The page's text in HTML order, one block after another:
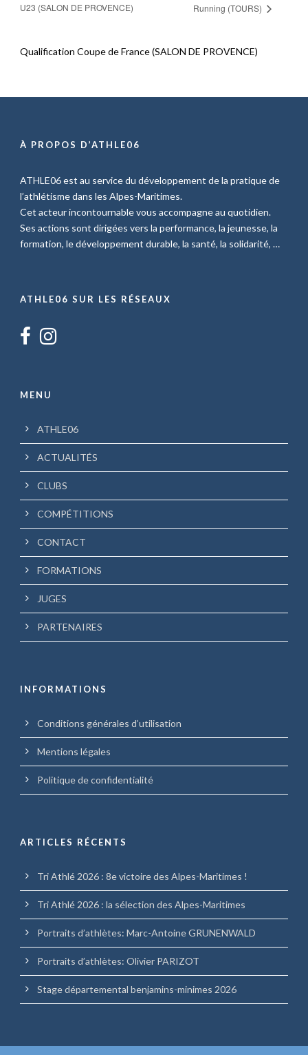
U23 (SALON DE PROVENCE)
Running (TOURS)
Qualification Coupe de France (SALON DE PROVENCE)
À PROPOS D’ATHLE06
ATHLE06 est au service du développement de la pratique de
l’athlétisme dans les Alpes-Maritimes.
Cet acteur incontournable vous accompagne au quotidien.
Ses actions sont dirigées vers la performance, la jeunesse, la
formation, le développement durable, la santé, la solidarité, …
ATHLE06 SUR LES RÉSEAUX
MENU
ATHLE06
ACTUALITÉS
CLUBS
COMPÉTITIONS
CONTACT
FORMATIONS
JUGES
PARTENAIRES
INFORMATIONS
Conditions générales d’utilisation
Mentions légales
Politique de confidentialité
ARTICLES RÉCENTS
Tri Athlé 2026 : 8e victoire des Alpes-Maritimes !
Tri Athlé 2026 : la sélection des Alpes-Maritimes
Portraits d’athlètes: Marc-Antoine GRUNENWALD
Portraits d’athlètes: Olivier PARIZOT
Stage départemental benjamins-minimes 2026